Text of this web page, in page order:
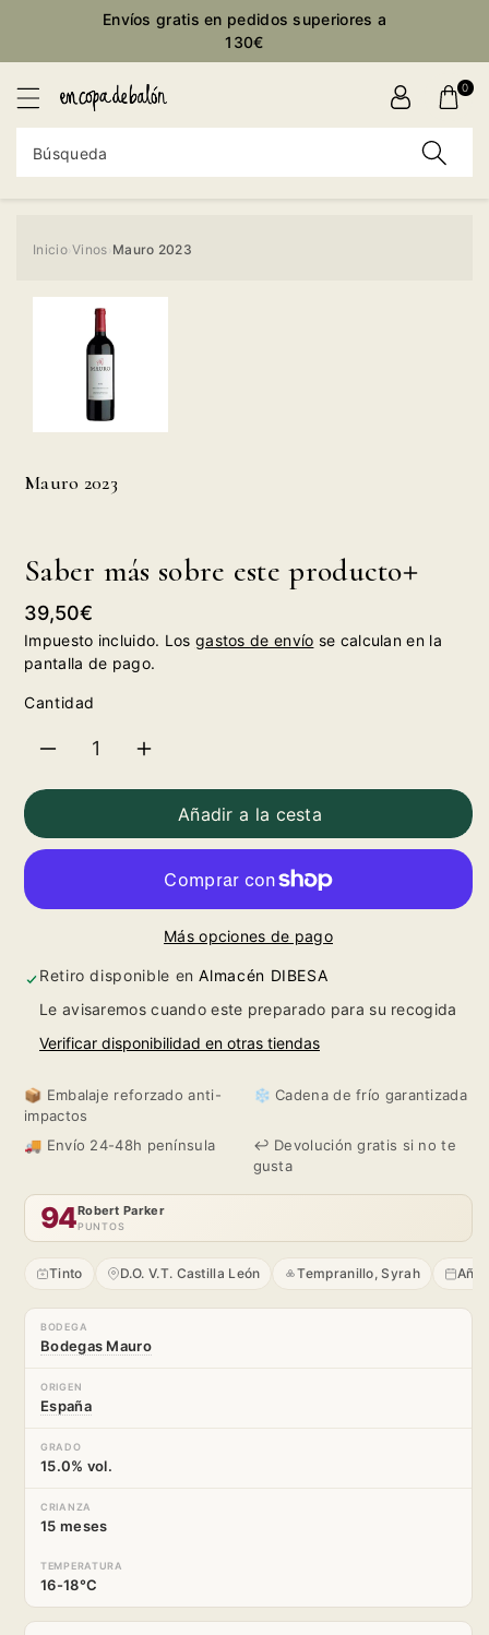
Envíos gratis en pedidos superiores a
130€
Búsqueda
0
Inicio›Vinos Mauro 2023
producto
Mauro 2023
Saber más sobre este producto
Precio
habitual
39,50€
Impuesto incluido. Los gastos de envío se calculan en la
pantalla de pago.
Cantidad
Mauro
cantidad
para
Mauro
2023
Añadir a la cesta
Más opciones de pago
Retiro disponible enAlmacén DIBESA
Le avisaremos cuando este preparado para su recogida
Verificar disponibilidad en otras tiendas
📦 Embalaje reforzado anti-
impactos
❄️ Cadena de frío garantizada
🚚 Envío 24-48h península
↩️ Devolución gratis si no te
gusta
94Robert Parker
PUNTOS
Tinto D.O. V.T. Castilla León Tempranillo, Syrah
BODEGA
Bodegas Mauro
ORIGEN
España
GRADO
15.0% vol.
CRIANZA
15 meses
TEMPERATURA
16-18°C